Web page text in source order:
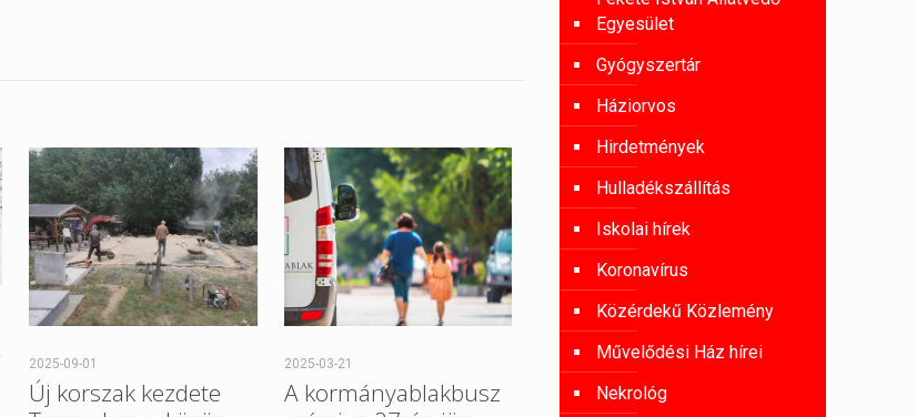
2025-09-01
Új korszak kezdete
2025-03-21
A kormányablakbusz
Egyesület
Gyógyszertár
Háziorvos
Hirdetmények
Hulladékszállítás
Iskolai hírek
Koronavírus
Közérdekű Közlemény
Művelődési Ház hírei
Nekrológ